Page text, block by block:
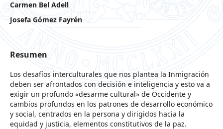
Carmen Bel Adell
Josefa Gómez Fayrén
Resumen
Los desafíos interculturales que nos plantea la Inmigración
deben ser afrontados con decisión e inteligencia y esto va a
exigir un profundo «desarme cultural» de Occidente y
cambios profundos en los patrones de desarrollo económico
y social, centrados en la persona y dirigidos hacia la
equidad y justicia, elementos constitutivos de la paz.